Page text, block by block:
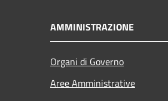
AMMINISTRAZIONE
Organi di Governo
Aree Amministrative